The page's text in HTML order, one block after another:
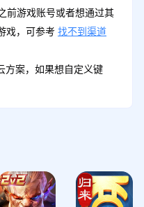
前游戏账号或者想通过其
戏，可参考 找不到渠道
方案，如果想自定义键